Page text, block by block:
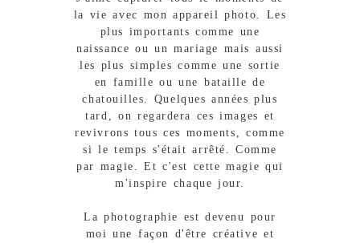
la vie avec mon appareil photo. Les
plus importants comme une
naissance ou un mariage mais aussi
les plus simples comme une sortie
en famille ou une bataille de
chatouilles. Quelques années plus
tard, on regardera ces images et
revivrons tous ces moments, comme
si le temps s'était arrêté. Comme
par magie. Et c'est cette magie qui
m'inspire chaque jour.
La photographie est devenu pour
moi une façon d'être créative et